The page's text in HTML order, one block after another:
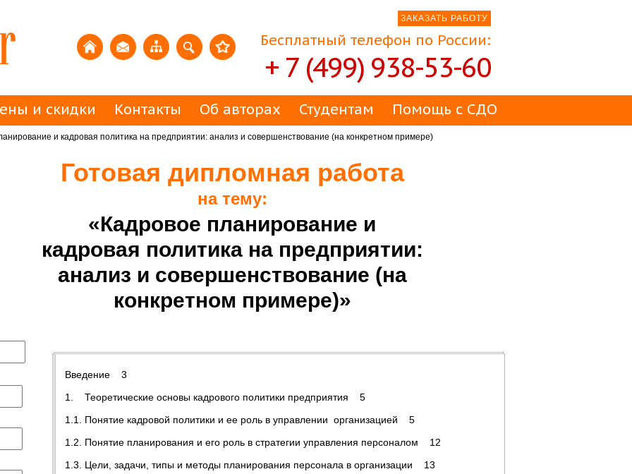
ЗАКАЗАТЬ РАБОТУ
Бесплатный телефон по России:
+ 7 (499) 938-53-60
и скидки Контакты Об авторах Студентам Помощь с СДО
и кадровая политика на предприятии: анализ и совершенствование (на конкретном примере)
Готовая дипломная работа
на тему:
«Кадровое планирование и
кадровая политика на предприятии:
анализ и совершенствование (на
конкретном примере)»
Введение 3
1. Теоретические основы кадрового политики предприятия 5
1.1. Понятие кадровой политики и ее роль в управлении организацией 5
1.2. Понятие планирования и его роль в стратегии управления персоналом 12
1.3. Цели, задачи, типы и методы планирования персонала в организации 13